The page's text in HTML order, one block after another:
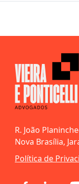
R. João
Nova Brasília,
Política de